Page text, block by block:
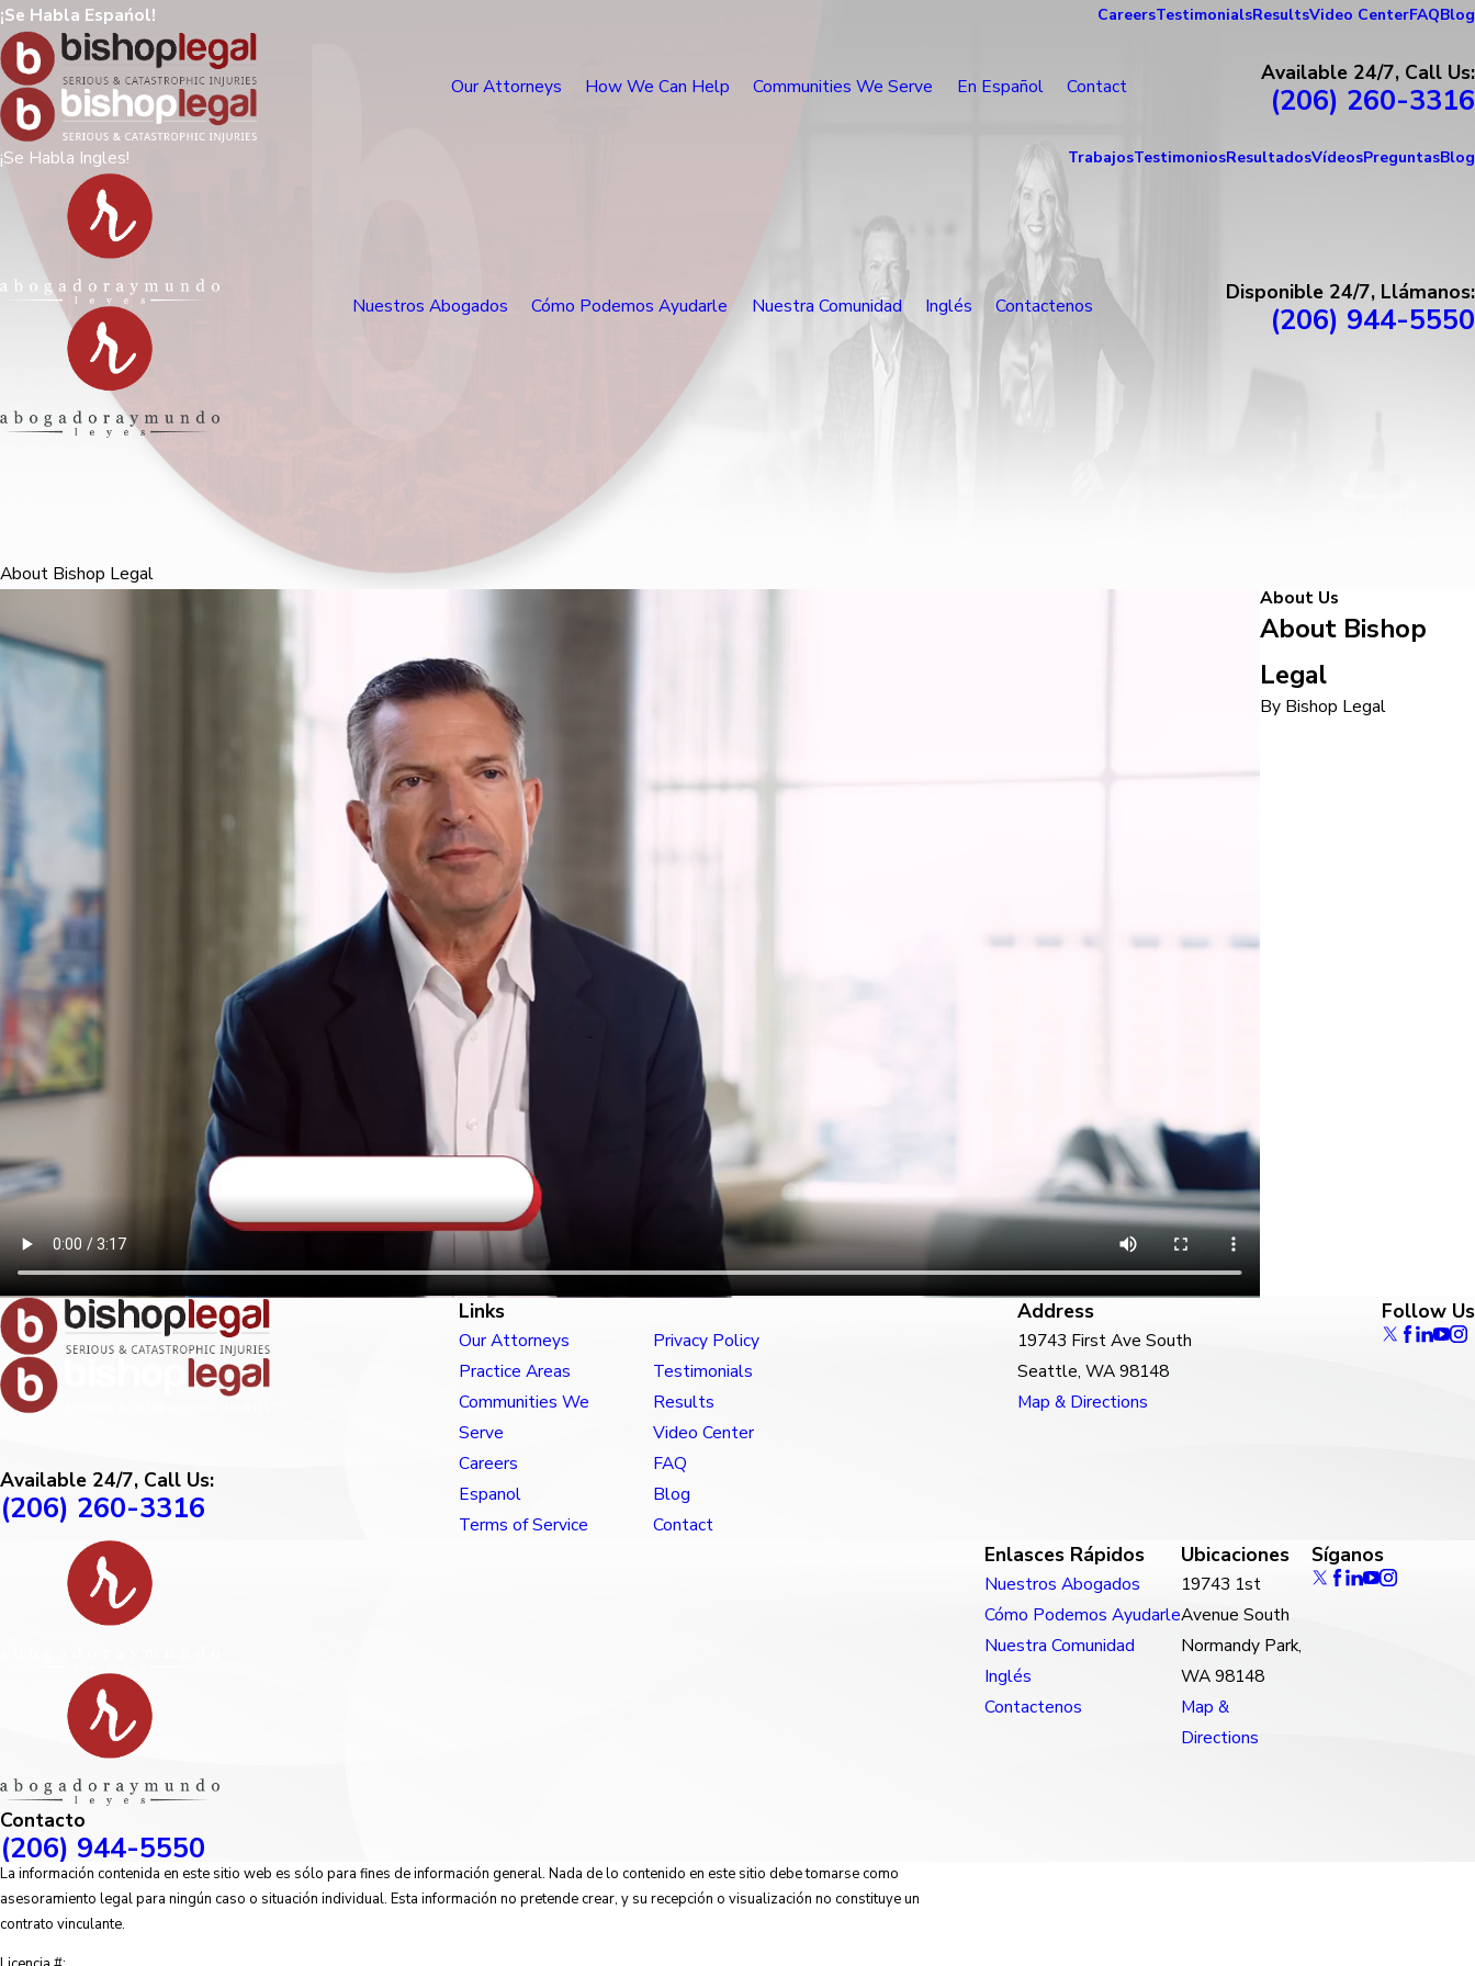
¡Se Habla Espańol! CareersTestimonialsResultsVideo CenterFAQBlog
Our Attorneys How We Can Help Communities We Serve En Español Contact Available 24/7, Call Us:
(206) 260-3316
¡Se Habla Ingles! TrabajosTestimoniosResultadosVídeosPreguntasBlog
Nuestros Abogados Cómo Podemos Ayudarle Nuestra Comunidad Inglés Contactenos Disponible 24/7, Llámanos:
(206) 944-5550
About Bishop Legal
About Us
About Bishop
Legal
By Bishop Legal
Available 24/7, Call Us:
(206) 260-3316
Links
Our Attorneys
Practice Areas
Communities We
Serve
Careers
Espanol
Terms of Service
Privacy Policy
Testimonials
Results
Video Center
FAQ
Blog
Contact
Address
19743 First Ave South
Seattle, WA 98148
Map & Directions
Follow Us
Contacto
(206) 944-5550
Enlasces Rápidos
Nuestros Abogados
Cómo Podemos Ayudarle
Nuestra Comunidad
Inglés
Contactenos
Ubicaciones
19743 1st
Avenue South
Normandy Park,
WA 98148
Map &
Directions
Síganos
La información contenida en este sitio web es sólo para fines de información general. Nada de lo contenido en este sitio debe tomarse como
asesoramiento legal para ningún caso o situación individual. Esta información no pretende crear, y su recepción o visualización no constituye un
contrato vinculante.